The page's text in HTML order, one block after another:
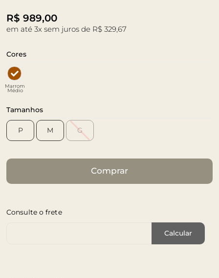
R$ 989,00
em até 3x sem juros de R$ 329,67
Cores
Marrom
Médio
Tamanhos
P M G
Comprar
Consulte o frete
Calcular